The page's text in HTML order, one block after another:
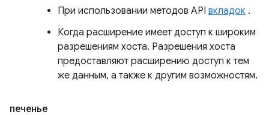
При использовании методов API вкладок .
Когда расширение имеет доступ к широким
разрешениям хоста. Разрешения хоста
предоставляют расширению доступ к тем
же данным, а также к другим возможностям.
печенье